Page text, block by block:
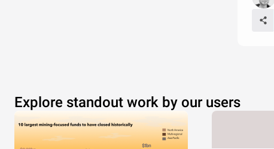
Explore standout work by our users